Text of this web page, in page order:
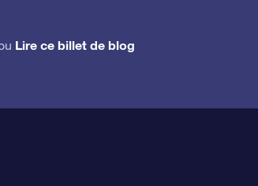
Lire ce billet de blog